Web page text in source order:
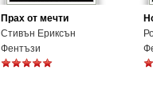
Прах от мечти
Стивън Ериксън
Фентъзи